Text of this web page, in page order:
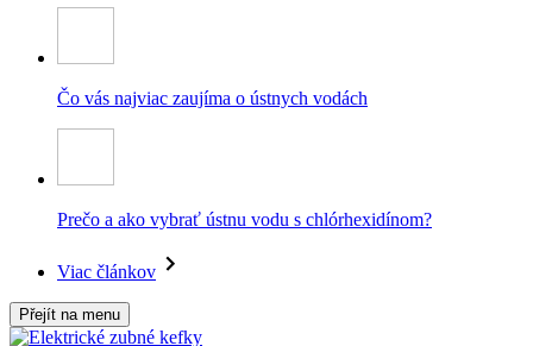
Čo vás najviac zaujíma o ústnych vodách
Prečo a ako vybrať ústnu vodu s chlórhexidínom?
Viac článkov
Přejít na menu